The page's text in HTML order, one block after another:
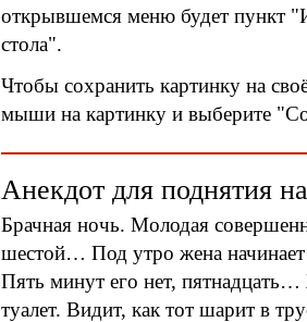
открывшемся меню будет пункт
стола".
Чтобы сохранить картинку на
мыши на картинку и выберите
Анекдот для поднятия
Брачная ночь. Молодая
шестой… Под утро жена
Пять минут его нет, пятнадцать…
туалет. Видит, как тот шарит в